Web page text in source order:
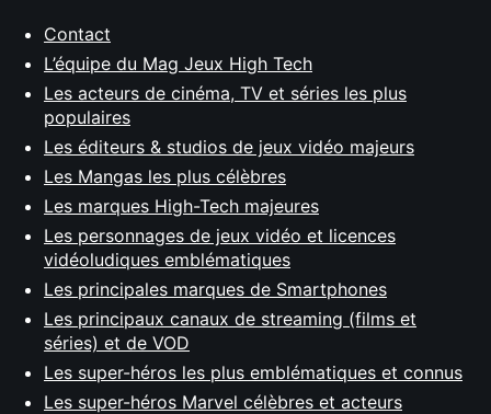
Contact
L’équipe du Mag Jeux High Tech
Les acteurs de cinéma, TV et séries les plus
populaires
Les éditeurs & studios de jeux vidéo majeurs
Les Mangas les plus célèbres
Les marques High-Tech majeures
Les personnages de jeux vidéo et licences
vidéoludiques emblématiques
Les principales marques de Smartphones
Les principaux canaux de streaming (films et
séries) et de VOD
Les super-héros les plus emblématiques et connus
Les super-héros Marvel célèbres et acteurs